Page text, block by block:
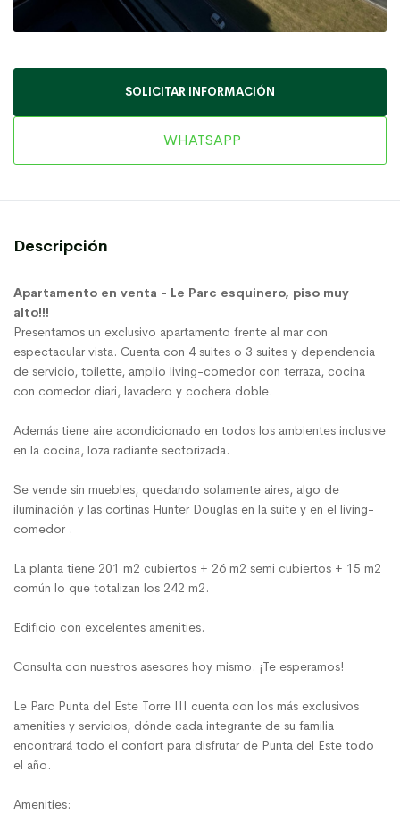
SOLICITAR INFORMACIÓN
WHATSAPP
Descripción
Apartamento en venta - Le Parc esquinero, piso muy
alto!!!
Presentamos un exclusivo apartamento frente al mar con
espectacular vista. Cuenta con 4 suites o 3 suites y dependencia
de servicio, toilette, amplio living-comedor con terraza, cocina
con comedor diari, lavadero y cochera doble.
Además tiene aire acondicionado en todos los ambientes inclusive
en la cocina, loza radiante sectorizada.
Se vende sin muebles, quedando solamente aires, algo de
iluminación y las cortinas Hunter Douglas en la suite y en el living-
comedor .
La planta tiene 201 m2 cubiertos + 26 m2 semi cubiertos + 15 m2
común lo que totalizan los 242 m2.
Edificio con excelentes amenities.
Consulta con nuestros asesores hoy mismo. ¡Te esperamos!
Le Parc Punta del Este Torre III cuenta con los más exclusivos
amenities y servicios, dónde cada integrante de su familia
encontrará todo el confort para disfrutar de Punta del Este todo
el año.
Amenities: